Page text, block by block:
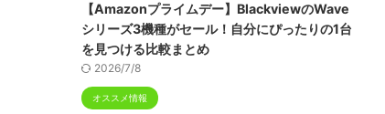
【Amazonプライムデー】BlackviewのWave
シリーズ3機種がセール！自分にぴったりの1台
を見つける比較まとめ
2026/7/8
オススメ情報